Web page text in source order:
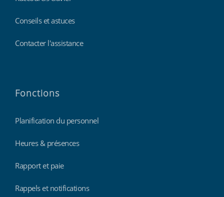
Conseils et astuces
Contacter l'assistance
Fonctions
Planification du personnel
Heures & présences
Rapport et paie
Rappels et notifications